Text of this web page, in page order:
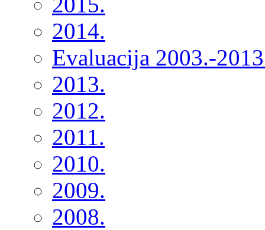
2014.
Evaluacija 2003.-
2013.
2012.
2011.
2010.
2009.
2008.